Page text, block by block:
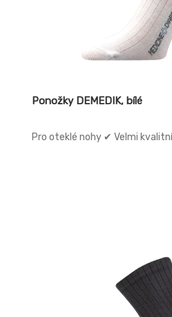
Ponožky DEMEDIK, bílé
Pro oteklé nohy ✔ Velmi